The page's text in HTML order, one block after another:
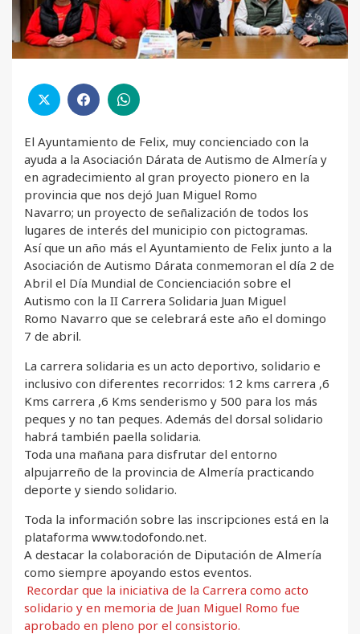
El Ayuntamiento de Felix, muy concienciado con la
ayuda a la Asociación Dárata de Autismo de Almería y
en agradecimiento al gran proyecto pionero en la
provincia que nos dejó Juan Miguel Romo
Navarro; un proyecto de señalización de todos los
lugares de interés del municipio con pictogramas.
Así que un año más el Ayuntamiento de Felix junto a la
Asociación de Autismo Dárata conmemoran el día 2 de
Abril el Día Mundial de Concienciación sobre el
Autismo con la II Carrera Solidaria Juan Miguel
Romo Navarro que se celebrará este año el domingo
7 de abril.
La carrera solidaria es un acto deportivo, solidario e
inclusivo con diferentes recorridos: 12 kms carrera ,6
Kms carrera ,6 Kms senderismo y 500 para los más
peques y no tan peques. Además del dorsal solidario
habrá también paella solidaria.
Toda una mañana para disfrutar del entorno
alpujarreño de la provincia de Almería practicando
deporte y siendo solidario.
Toda la información sobre las inscripciones está en la
plataforma www.todofondo.net.
A destacar la colaboración de Diputación de Almería
como siempre apoyando estos eventos.
Recordar que la iniciativa de la Carrera como acto
solidario y en memoria de Juan Miguel Romo fue
aprobado en pleno por el consistorio.